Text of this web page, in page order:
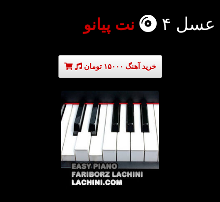
عسل ۴ نت پیانو
خرید آهنگ ۱۵۰۰۰ تومان